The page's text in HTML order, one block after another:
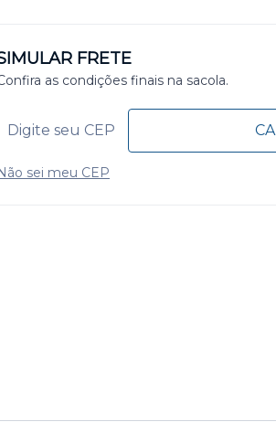
FRETE
as condições finais na sacola.
sei meu CEP